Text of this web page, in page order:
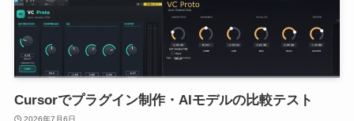
Cursorでプラグイン制作・AIモデルの比較テスト